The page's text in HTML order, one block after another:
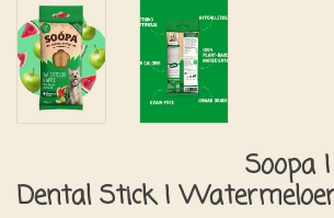
Soopa
Dental Stick |